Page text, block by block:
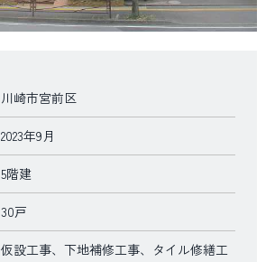
川崎市宮前区
2023年9月
5階建
30戸
仮設工事、下地補修工事、タイル修繕工